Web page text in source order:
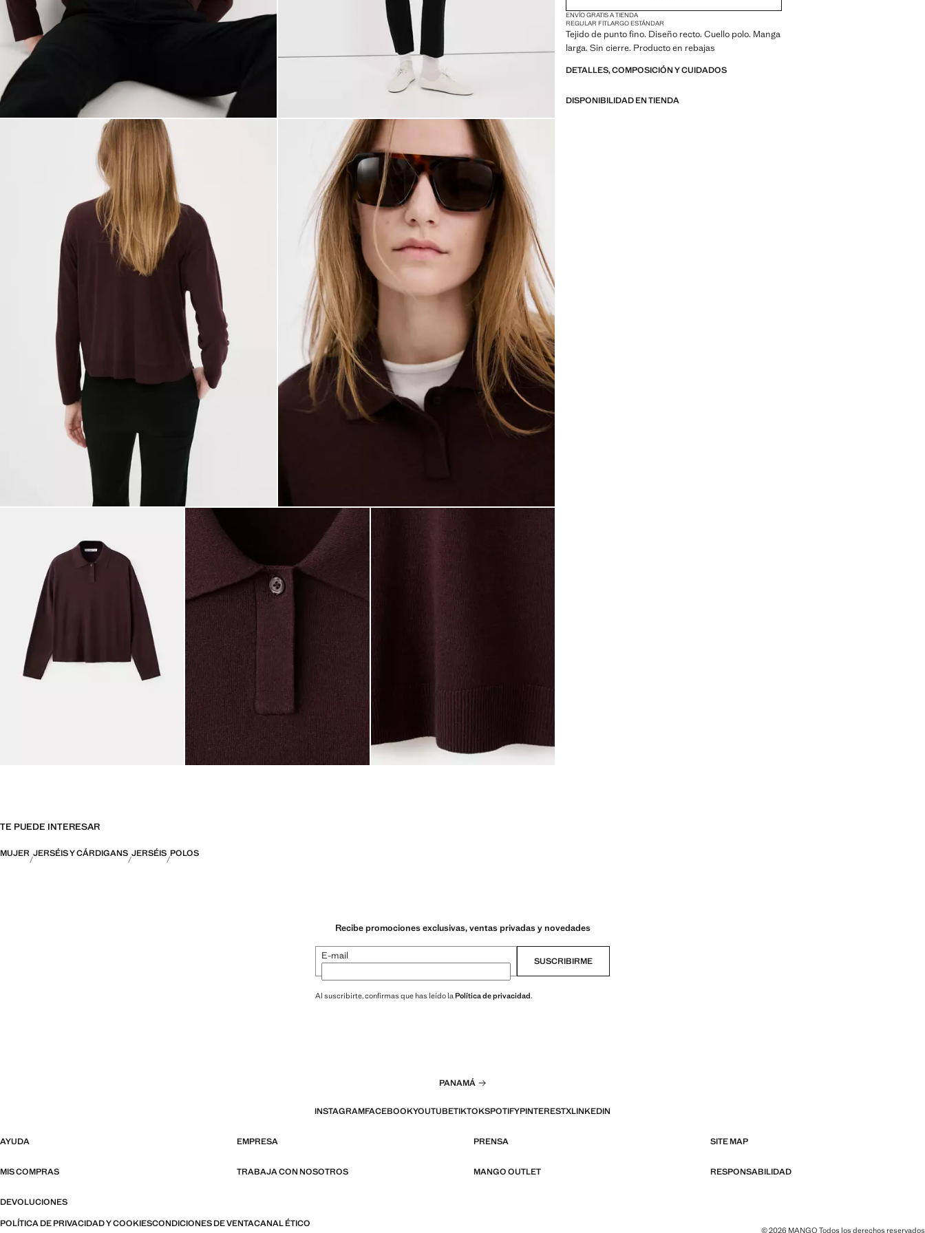
ENVÍO GRATIS A TIENDA
REGULAR FITLARGO ESTÁNDAR
Tejido de punto fino. Diseño recto. Cuello polo. Manga
larga. Sin cierre. Producto en rebajas
DETALLES, COMPOSICIÓN Y CUIDADOS
DISPONIBILIDAD EN TIENDA
TE PUEDE INTERESAR
MUJER JERSÉIS Y CÁRDIGANS JERSÉIS POLOS
Recibe promociones exclusivas, ventas privadas y novedades
E-mail SUSCRIBIRME
Al suscribirte, confirmas que has leído laPolítica de privacidad.
PANAMÁ
INSTAGRAMFACEBOOKYOUTUBETIKTOKSPOTIFYPINTERESTXLINKEDIN
AYUDA EMPRESA PRENSA SITE MAP
MIS COMPRAS TRABAJA CON NOSOTROS MANGO OUTLET RESPONSABILIDAD
DEVOLUCIONES
POLÍTICA DE PRIVACIDAD Y COOKIESCONDICIONES DE VENTACANAL ÉTICO
© 2026 MANGO Todos los derechos reservados